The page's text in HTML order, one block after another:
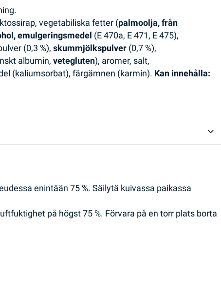
vegetabiliska fetter (palmoolja, från
emulgeringsmedel (E 470a, E 471, E 475),
(0,3 %),skummjölkspulver (0,7 %),
albumin,vetegluten), aromer, salt,
(kaliumsorbat), färgämnen (karmin). Kan innehålla:
enintään 75 %. Säilytä kuivassa paikassa
på högst 75 %. Förvara på en torr plats borta